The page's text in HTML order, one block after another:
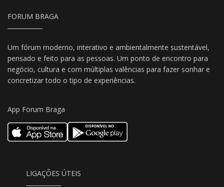
FORUM BRAGA
Um fórum moderno, interativo e ambientalmente sustentável,
pensado e feito para as pessoas. Um ponto de encontro para
negócio, cultura e com múltiplas valências para fazer sonhar e
concretizar todo o tipo de experiências.
App Forum Braga
LIGAÇÕES ÚTEIS